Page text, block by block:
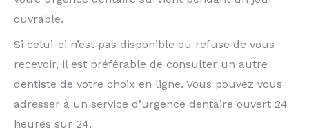
ouvrable.
Si celui-ci n’est pas disponible ou refuse de vous
recevoir, il est préférable de consulter un autre
dentiste de votre choix en ligne. Vous pouvez vous
adresser à un service d’urgence dentaire ouvert 24
heures sur 24.